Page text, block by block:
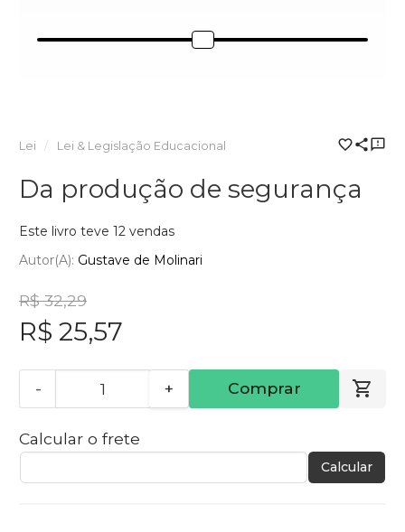
Lei Lei & Legislação Educacional
Da produção de segurança
Este livro teve 12 vendas
Autor(a): Gustave de Molinari
R$ 32,29
R$ 25,57
- + Comprar
Calcular o frete
Calcular